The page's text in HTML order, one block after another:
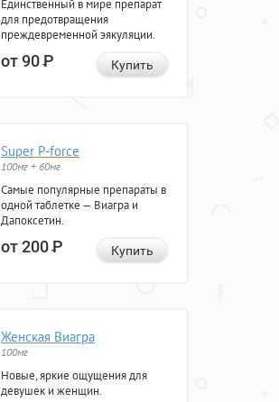
Единственный в мире препарат
для предотвращения
преждевременной эякуляции.
от 90Р Купить
Super P-force
100мг + 60мг
Самые популярные препараты в
одной таблетке — Виагра и
Дапоксетин.
от 200Р Купить
Женская Виагра
100мг
Новые, яркие ощущения для
девушек и женщин.